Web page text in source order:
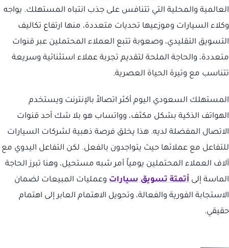
العالمية والمحلية التي تتنافس على جذب انتباه المستهلك. يواجه
وكلاء السيارات وموزعيها تحديات متعددة، منها ارتفاع تكاليف
التسويق التقليدي، وصعوبة تتبع العملاء المحتملين عبر قنوات
متعددة، والحاجة الملحة لتقديم تجربة عملاء استثنائية وسريعة
تتناسب مع وتيرة الحياة العصرية.
المستهلك السعودي اليوم أكثر اتصالاً بالإنترنت ويستخدم
الهواتف الذكية بشكل مكثف، وواتساب هو بلا شك أحد قنوات
الاتصال المفضلة لديه. هذا يخلق فرصة ذهبية لشركات السيارات
للتفاعل مع عملائها حيث يتواجدون بالفعل. لكن التفاعل اليدوي مع
آلاف العملاء المحتملين يومياً أمر شبه مستحيل، وهنا تبرز الحاجة
الماسة إلى أتمتة تسويق سيارات وعمليات المبيعات لضمان
الاستجابة الفورية والفعالة، وتحويل الاهتمام العابر إلى اهتمام
حقيقي.